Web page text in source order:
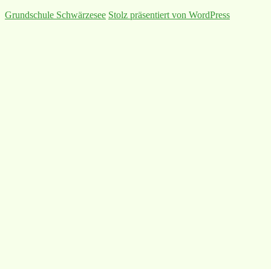
Grundschule Schwärzesee Stolz präsentiert von WordPress